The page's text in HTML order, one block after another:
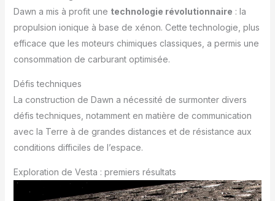
Dawn a mis à profit une technologie révolutionnaire : la
propulsion ionique à base de xénon. Cette technologie, plus
efficace que les moteurs chimiques classiques, a permis une
consommation de carburant optimisée.
Défis techniques
La construction de Dawn a nécessité de surmonter divers
défis techniques, notamment en matière de communication
avec la Terre à de grandes distances et de résistance aux
conditions difficiles de l’espace.
Exploration de Vesta : premiers résultats